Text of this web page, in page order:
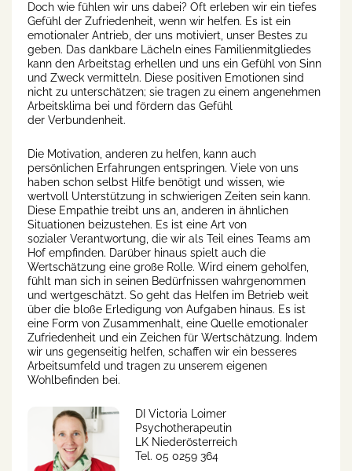
Doch wie fühlen wir uns dabei? Oft erleben wir ein tiefes
Gefühl der Zufriedenheit, wenn wir helfen. Es ist ein
emotionaler Antrieb, der uns motiviert, unser Bestes zu
geben. Das dankbare Lächeln eines Familienmitgliedes
kann den Arbeitstag erhellen und uns ein Gefühl von Sinn
und Zweck vermitteln. Diese positiven Emotionen sind
nicht zu unterschätzen; sie tragen zu einem angenehmen
Arbeitsklima bei und fördern das Gefühl
der Verbundenheit.
Die Motivation, anderen zu helfen, kann auch
persönlichen Erfahrungen entspringen. Viele von uns
haben schon selbst Hilfe benötigt und wissen, wie
wertvoll Unterstützung in schwierigen Zeiten sein kann.
Diese Empathie treibt uns an, anderen in ähnlichen
Situationen beizustehen. Es ist eine Art von
sozialer Verantwortung, die wir als Teil eines Teams am
Hof empfinden. Darüber hinaus spielt auch die
Wertschätzung eine große Rolle. Wird einem geholfen,
fühlt man sich in seinen Bedürfnissen wahrgenommen
und wertgeschätzt. So geht das Helfen im Betrieb weit
über die bloße Erledigung von Aufgaben hinaus. Es ist
eine Form von Zusammenhalt, eine Quelle emotionaler
Zufriedenheit und ein Zeichen für Wertschätzung. Indem
wir uns gegenseitig helfen, schaffen wir ein besseres
Arbeitsumfeld und tragen zu unserem eigenen
Wohlbefinden bei.
DI Victoria Loimer
Psychotherapeutin
LK Niederösterreich
Tel. 05 0259 364